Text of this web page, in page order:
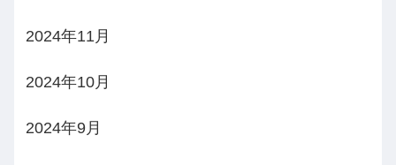
2024年11月
2024年10月
2024年9月